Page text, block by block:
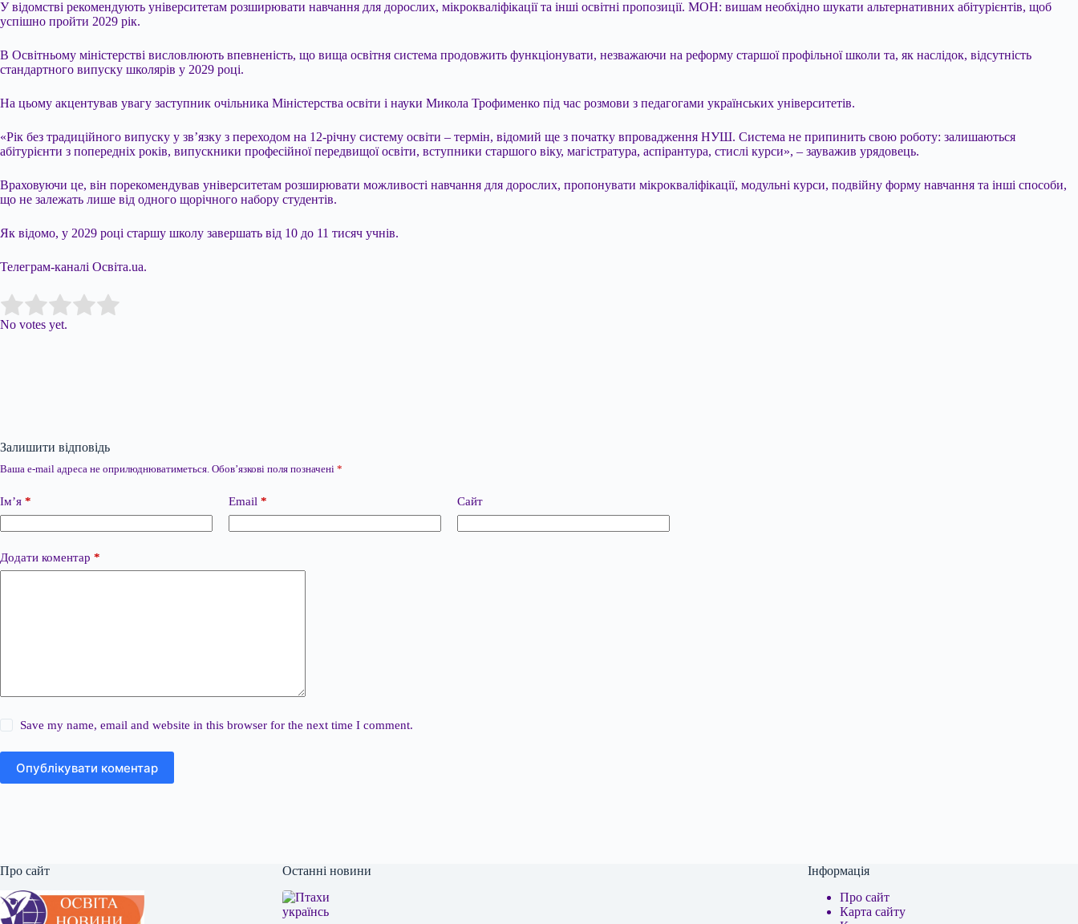
У відомстві рекомендують університетам розширювати навчання для дорослих, мікрокваліфікації та інші освітні пропозиції. МОН: вишам необхідно шукати альтернативних абітурієнтів, щоб
успішно пройти 2029 рік.
В Освітньому міністерстві висловлюють впевненість, що вища освітня система продовжить функціонувати, незважаючи на реформу старшої профільної школи та, як наслідок, відсутність
стандартного випуску школярів у 2029 році.
На цьому акцентував увагу заступник очільника Міністерства освіти і науки Микола Трофименко під час розмови з педагогами українських університетів.
«Рік без традиційного випуску у зв’язку з переходом на 12-річну систему освіти – термін, відомий ще з початку впровадження НУШ. Система не припинить свою роботу: залишаються
абітурієнти з попередніх років, випускники професійної передвищої освіти, вступники старшого віку, магістратура, аспірантура, стислі курси», – зауважив урядовець.
Враховуючи це, він порекомендував університетам розширювати можливості навчання для дорослих, пропонувати мікрокваліфікації, модульні курси, подвійну форму навчання та інші способи,
що не залежать лише від одного щорічного набору студентів.
Як відомо, у 2029 році старшу школу завершать від 10 до 11 тисяч учнів.
Телеграм-каналі Освіта.ua.
Rate this item:
No votes yet.
Залишити відповідь
Ваша e-mail адреса не оприлюднюватиметься. Обов’язкові поля позначені *
Ім’я * Email * Сайт
Додати коментар *
Save my name, email and website in this browser for the next time I comment.
Опублікувати коментар
Про сайт Останні новини
Інформація
Про сайт
Карта сайту